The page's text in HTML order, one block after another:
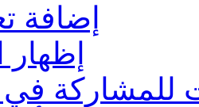
إضافة
إظهار
للمشاركة في